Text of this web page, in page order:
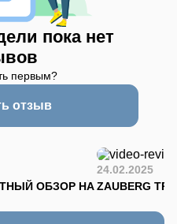
пока нет
первым?
отзыв
ОБЗОР НА
24.02.2025
ZAUBERG